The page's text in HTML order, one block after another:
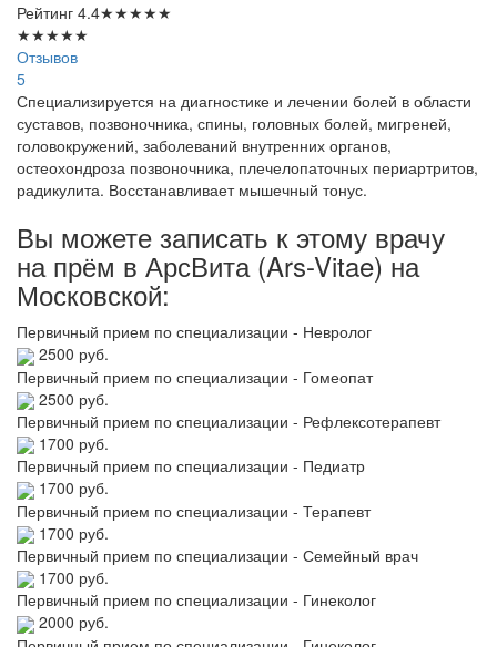
Рейтинг 4.4★★★★★
★★★★★
Отзывов
5
Специализируется на диагностике и лечении болей в области
суставов, позвоночника, спины, головных болей, мигреней,
головокружений, заболеваний внутренних органов,
остеохондроза позвоночника, плечелопаточных периартритов,
радикулита. Восстанавливает мышечный тонус.
Вы можете записать к этому врачу
на прём в АрсВита (Ars-Vitae) на
Московской:
Первичный прием по специализации - Невролог
2500 руб.
Первичный прием по специализации - Гомеопат
2500 руб.
Первичный прием по специализации - Рефлексотерапевт
1700 руб.
Первичный прием по специализации - Педиатр
1700 руб.
Первичный прием по специализации - Терапевт
1700 руб.
Первичный прием по специализации - Семейный врач
1700 руб.
Первичный прием по специализации - Гинеколог
2000 руб.